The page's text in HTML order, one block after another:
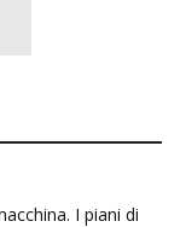
I piani di